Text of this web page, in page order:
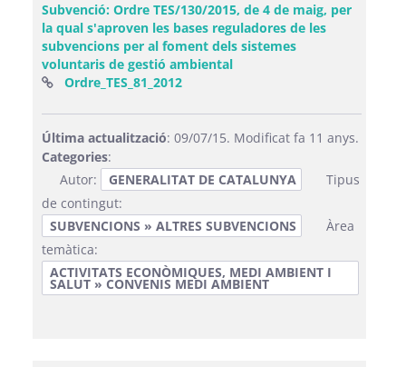
Subvenció: Ordre TES/130/2015, de 4 de maig, per
la qual s'aproven les bases reguladores de les
subvencions per al foment dels sistemes
voluntaris de gestió ambiental
Ordre_TES_81_2012(Obre una finestra nova)
Última actualització: 09/07/15. Modificat fa 11 anys.
Categories:
Autor:
GENERALITAT DE CATALUNYA
Tipus
de contingut:
SUBVENCIONS » ALTRES SUBVENCIONS
Àrea
temàtica:
ACTIVITATS ECONÒMIQUES, MEDI AMBIENT I
SALUT » CONVENIS MEDI AMBIENT